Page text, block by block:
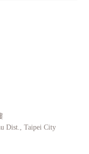
Dist., Taipei City